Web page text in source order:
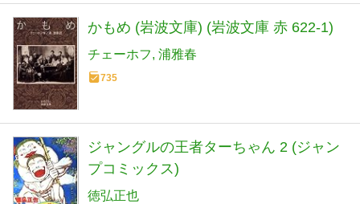
かもめ (岩波文庫) (岩波文庫 赤 622-1)
チェーホフ 浦雅春
735
ジャングルの王者ターちゃん 2 (ジャン
プコミックス)
徳弘正也